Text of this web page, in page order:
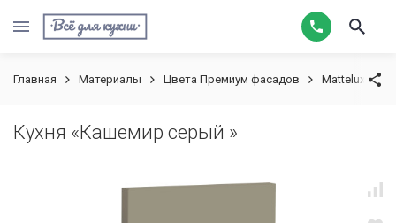
Главная Материалы Цвета Премиум фасадов Mattelux
Кухня «Кашемир серый »